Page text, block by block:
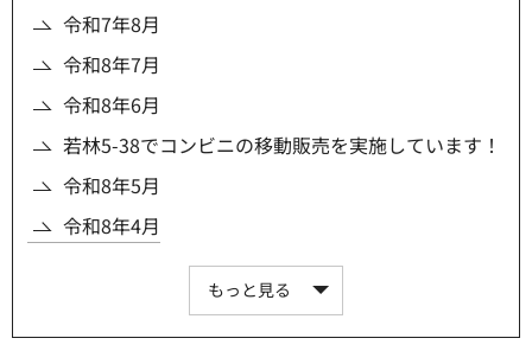
令和7年8月
令和8年7月
令和8年6月
若林5-38でコンビニの移動販売を実施しています！
令和8年5月
令和8年4月
もっと見る